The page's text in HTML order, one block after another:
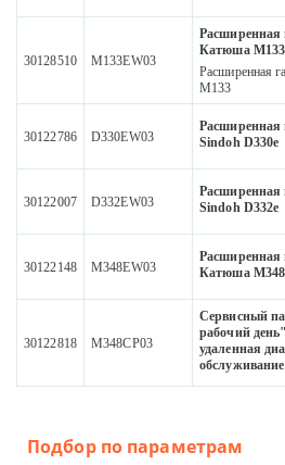
30128510 M133EW03
Расширенная
Катюша М133
Расширенная
М133
30122786 D330EW03
Расширенная
Sindoh D330e
30122007 D332EW03
Расширенная
Sindoh D332e
30122148 M348EW03
Расширенная
Катюша М348
30122818 M348CP03
Сервисный
рабочий
удаленная
Подбор по параметрам